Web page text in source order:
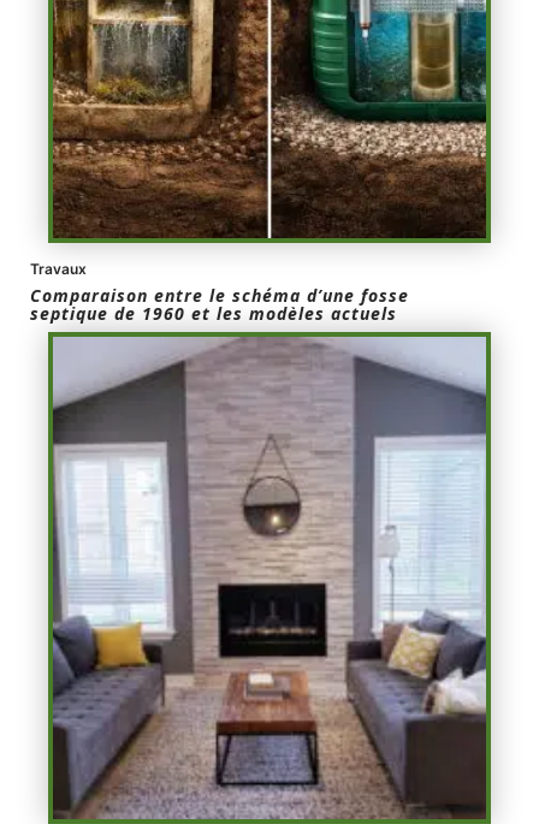
Travaux
Comparaison entre le schéma d’une fosse
septique de 1960 et les modèles actuels